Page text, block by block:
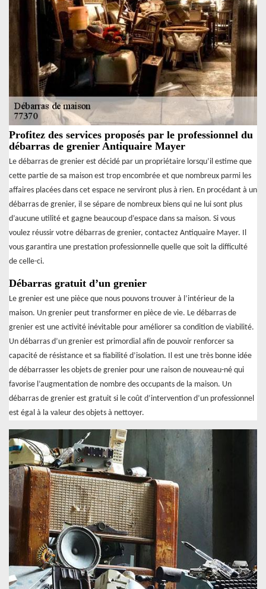
Profitez des services proposés par le professionnel du
débarras de grenier Antiquaire Mayer
Le débarras de grenier est décidé par un propriétaire lorsqu’il estime que
cette partie de sa maison est trop encombrée et que nombreux parmi les
affaires placées dans cet espace ne serviront plus à rien. En procédant à un
débarras de grenier, il se sépare de nombreux biens qui ne lui sont plus
d’aucune utilité et gagne beaucoup d’espace dans sa maison. Si vous
voulez réussir votre débarras de grenier, contactez Antiquaire Mayer. Il
vous garantira une prestation professionnelle quelle que soit la difficulté
de celle-ci.
Débarras gratuit d’un grenier
Le grenier est une pièce que nous pouvons trouver à l’intérieur de la
maison. Un grenier peut transformer en pièce de vie. Le débarras de
grenier est une activité inévitable pour améliorer sa condition de viabilité.
Un débarras d’un grenier est primordial afin de pouvoir renforcer sa
capacité de résistance et sa fiabilité d’isolation. Il est une très bonne idée
de débarrasser les objets de grenier pour une raison de nouveau-né qui
favorise l’augmentation de nombre des occupants de la maison. Un
débarras de grenier est gratuit si le coût d’intervention d’un professionnel
est égal à la valeur des objets à nettoyer.